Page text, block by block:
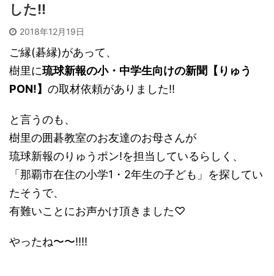
した!!
2018年12月19日
ご縁(碁縁)があって、
樹里に琉球新報の小・中学生向けの新聞【りゅう
PON!】 の取材依頼がありました!!
と言うのも、
樹里の囲碁教室のお友達のお母さんが
琉球新報のりゅうポン!を担当しているらしく、
「那覇市在住の小学1・2年生の子ども」を探してい
たそうで、
有難いことにお声かけ頂きました♡
やったね〜〜!!!!